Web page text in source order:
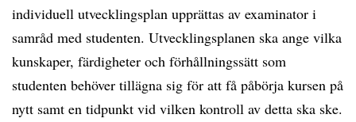
individuell utvecklingsplan upprättas av examinator i
samråd med studenten. Utvecklingsplanen ska ange vilka
kunskaper, färdigheter och förhållningssätt som
studenten behöver tillägna sig för att få påbörja kursen på
nytt samt en tidpunkt vid vilken kontroll av detta ska ske.